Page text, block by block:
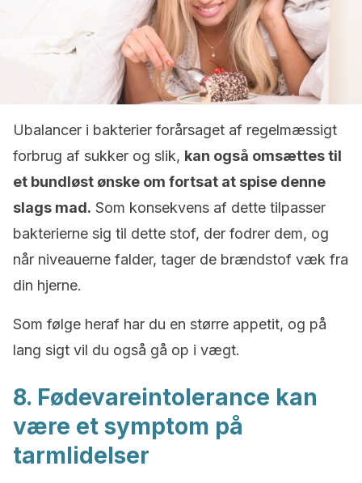
Ubalancer i bakterier forårsaget af regelmæssigt
forbrug af sukker og slik, kan også omsættes til
et bundløst ønske om fortsat at spise denne
slags mad. Som konsekvens af dette tilpasser
bakterierne sig til dette stof, der fodrer dem, og
når niveauerne falder, tager de brændstof væk fra
din hjerne.
Som følge heraf har du en større appetit, og på
lang sigt vil du også gå op i vægt.
8. Fødevareintolerance kan
være et symptom på
tarmlidelser